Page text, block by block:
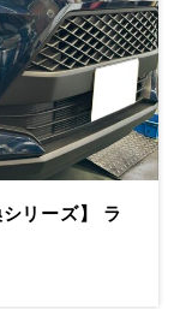
リーズ】 ラ